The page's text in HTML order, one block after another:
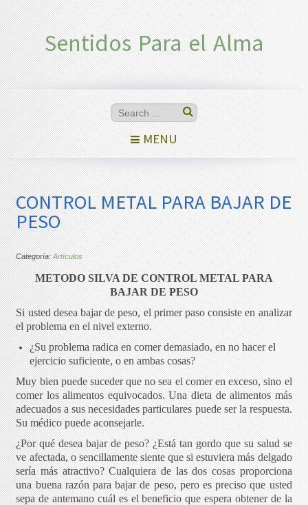
Sentidos Para el Alma
MENU
CONTROL METAL PARA BAJAR DE
PESO
Categoría:Artículos
METODO SILVA DE CONTROL METAL PARA
BAJAR DE PESO
Si usted desea bajar de peso, el primer paso consiste en analizar
el problema en el nivel externo.
¿Su problema radica en comer demasiado, en no hacer el
ejercicio suficiente, o en ambas cosas?
Muy bien puede suceder que no sea el comer en exceso, sino el
comer los alimentos equivocados. Una dieta de alimentos más
adecuados a sus necesidades particulares puede ser la respuesta.
Su médico puede aconsejarle.
¿Por qué desea bajar de peso? ¿Está tan gordo que su salud se
ve afectada, o sencillamente siente que si estuviera más delgado
sería más atractivo? Cualquiera de las dos cosas proporciona
una buena razón para bajar de peso, pero es preciso que usted
sepa de antemano cuál es el beneficio que espera obtener de la